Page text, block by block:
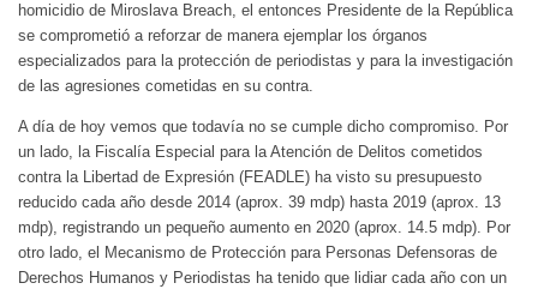
homicidio de Miroslava Breach, el entonces Presidente de la República
se comprometió a reforzar de manera ejemplar los órganos
especializados para la protección de periodistas y para la investigación
de las agresiones cometidas en su contra.
A día de hoy vemos que todavía no se cumple dicho compromiso. Por
un lado, la Fiscalía Especial para la Atención de Delitos cometidos
contra la Libertad de Expresión (FEADLE) ha visto su presupuesto
reducido cada año desde 2014 (aprox. 39 mdp) hasta 2019 (aprox. 13
mdp), registrando un pequeño aumento en 2020 (aprox. 14.5 mdp). Por
otro lado, el Mecanismo de Protección para Personas Defensoras de
Derechos Humanos y Periodistas ha tenido que lidiar cada año con un